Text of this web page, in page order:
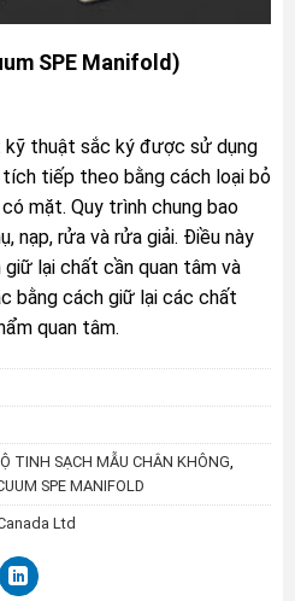
SPE Manifold)
kỹ thuật sắc ký được sử dụng
tiếp theo bằng cách loại bỏ
mặt. Quy trình chung bao
nạp, rửa và rửa giải. Điều này
lại chất cần quan tâm và
bằng cách giữ lại các chất
quan tâm.
TINH SẠCH MẪU CHÂN KHÔNG
SPE MANIFOLD
Ltd